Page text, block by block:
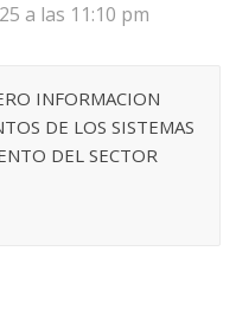
a las 11:10 pm
INFORMACION
DE LOS SISTEMAS
DEL SECTOR